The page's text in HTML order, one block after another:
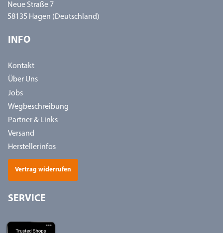
Neue Straße 7
58135 Hagen (Deutschland)
INFO
Kontakt
Über Uns
Jobs
Wegbeschreibung
Partner & Links
Versand
Herstellerinfos
Vertrag widerrufen
SERVICE